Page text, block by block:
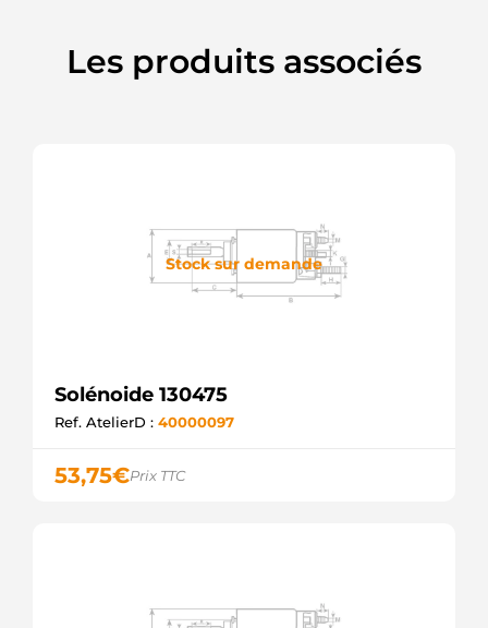
Les produits associés
Stock sur demande
Solénoide 130475
Ref. AtelierD : 40000097
53,75€Prix TTC